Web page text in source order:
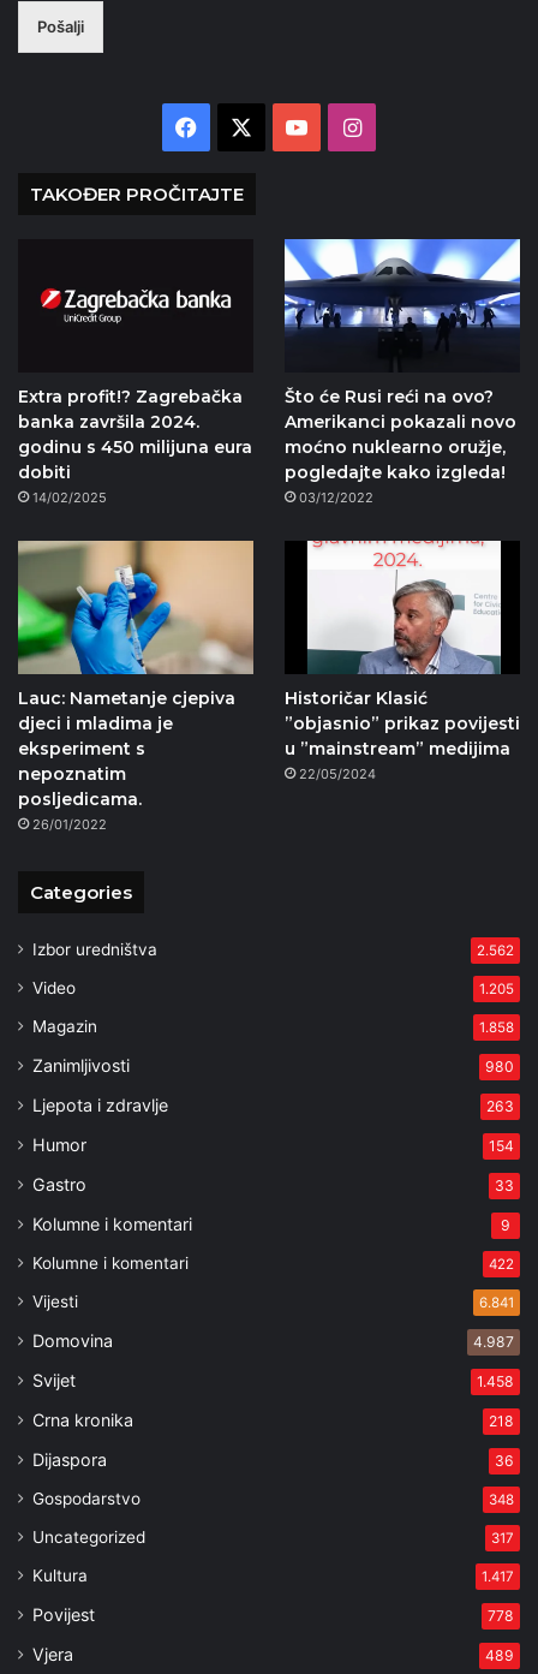
Pošalji
Facebook YouTubeInstagram
TAKOĐER PROČITAJTE
Extra profit!? Zagrebačka
banka završila 2024.
godinu s 450 milijuna eura
dobiti
14/02/2025
Što će Rusi reći na ovo?
Amerikanci pokazali novo
moćno nuklearno oružje,
pogledajte kako izgleda!
03/12/2022
Lauc: Nametanje cjepiva
djeci i mladima je
eksperiment s
nepoznatim
posljedicama.
26/01/2022
Historičar Klasić
”objasnio” prikaz povijesti
u ”mainstream” medijima
22/05/2024
Categories
Izbor uredništva 2.562
Video 1.205
Magazin 1.858
Zanimljivosti 980
Ljepota i zdravlje 263
Humor 154
Gastro 33
Kolumne i komentari 9
Kolumne i komentari 422
Vijesti 6.841
Domovina 4.987
Svijet 1.458
Crna kronika 218
Dijaspora 36
Gospodarstvo 348
Uncategorized 317
Kultura 1.417
Povijest 778
Vjera 489